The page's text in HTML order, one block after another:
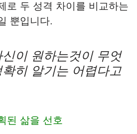
로 두 성격 차이를 비교하는
뿐입니다.
이 원하는것이 무엇
확히 알기는 어렵다고
된 삶을 선호